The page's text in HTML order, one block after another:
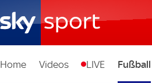
Home Videos LIVE Fußball